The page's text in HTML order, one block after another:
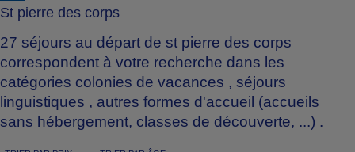
St pierre des corps
27 séjours au départ de st pierre des corps
correspondent à votre recherche dans les
catégories colonies de vacances , séjours
linguistiques , autres formes d'accueil (accueils
sans hébergement, classes de découverte, ...) .